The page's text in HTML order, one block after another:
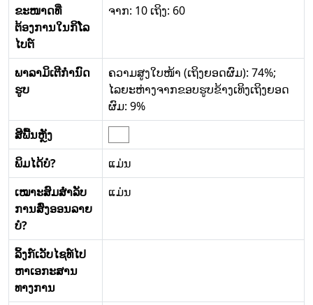
ຂະໜາດທີ່
ຕ້ອງການໃນກິໂລ
ໄບຕ໌
ຈາກ: 10 ເຖິງ: 60
ພາລາມິເຕີກໍານົດ
ຮູບ
ຄວາມສູງໃບໜ້າ (ເຖິງຍອດຜົມ): 74%;
ໄລຍະຫ່າງຈາກຂອບຮູບຂ້າງເທິງເຖິງຍອດ
ຜົມ: 9%
ສີພື້ນຫຼັງ
ພິມໄດ້ບໍ?
ແມ່ນ
ເໝາະສົມສໍາລັບ
ການສົ່ງອອນລາຍ
ບໍ?
ແມ່ນ
ລິ້ງກ໌ເວັບໄຊທ໌ໄປ
ຫາເອກະສານ
ທາງການ